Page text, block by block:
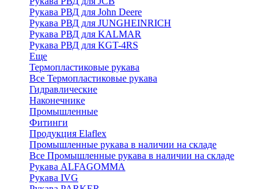
Рукава РВД для John Deere
Рукава РВД для JUNGHEINRICH
Рукава РВД для KALMAR
Рукава РВД для KGT-4RS
Еще
Термопластиковые рукава
Все Термопластиковые рукава
Гидравлические
Наконечнике
Промышленные
Фитинги
Продукция Elaflex
Промышленные рукава в наличии на складе
Все Промышленные рукава в наличии на складе
Рукава ALFAGOMMA
Рукава IVG